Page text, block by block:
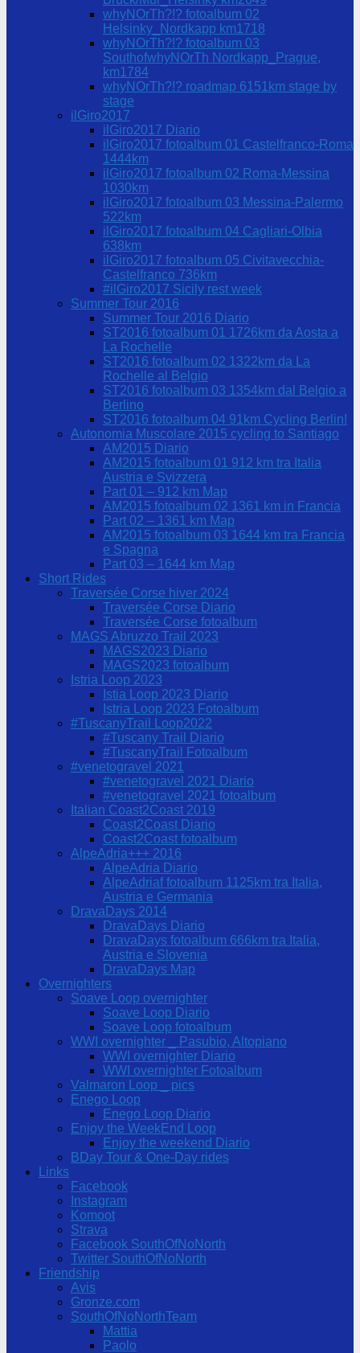
whyNOrTh?!? fotoalbum 02
Helsinky_Nordkapp km1718
whyNOrTh?!? fotoalbum 03
SouthofwhyNOrTh Nordkapp_Prague,
km1784
whyNOrTh?!? roadmap 6151km stage by
stage
ilGiro2017
ilGiro2017 Diario
ilGiro2017 fotoalbum 01 Castelfranco-Roma
1444km
ilGiro2017 fotoalbum 02 Roma-Messina
1030km
ilGiro2017 fotoalbum 03 Messina-Palermo
522km
ilGiro2017 fotoalbum 04 Cagliari-Olbia
638km
ilGiro2017 fotoalbum 05 Civitavecchia-
Castelfranco 736km
#ilGiro2017 Sicily rest week
Summer Tour 2016
Summer Tour 2016 Diario
ST2016 fotoalbum 01 1726km da Aosta a
La Rochelle
ST2016 fotoalbum 02 1322km da La
Rochelle al Belgio
ST2016 fotoalbum 03 1354km dal Belgio a
Berlino
ST2016 fotoalbum 04 91km Cycling Berlin!
Autonomia Muscolare 2015 cycling to Santiago
AM2015 Diario
AM2015 fotoalbum 01 912 km tra Italia
Austria e Svizzera
Part 01 – 912 km Map
AM2015 fotoalbum 02 1361 km in Francia
Part 02 – 1361 km Map
AM2015 fotoalbum 03 1644 km tra Francia
e Spagna
Part 03 – 1644 km Map
Short Rides
Traversée Corse hiver 2024
Traversée Corse Diario
Traversée Corse fotoalbum
MAGS Abruzzo Trail 2023
MAGS2023 Diario
MAGS2023 fotoalbum
Istria Loop 2023
Istia Loop 2023 Diario
Istria Loop 2023 Fotoalbum
#TuscanyTrail Loop2022
#Tuscany Trail Diario
#TuscanyTrail Fotoalbum
#venetogravel 2021
#venetogravel 2021 Diario
#venetogravel 2021 fotoalbum
Italian Coast2Coast 2019
Coast2Coast Diario
Coast2Coast fotoalbum
AlpeAdria+++ 2016
AlpeAdria Diario
AlpeAdriaf fotoalbum 1125km tra Italia,
Austria e Germania
DravaDays 2014
DravaDays Diario
DravaDays fotoalbum 666km tra Italia,
Austria e Slovenia
DravaDays Map
Overnighters
Soave Loop overnighter
Soave Loop Diario
Soave Loop fotoalbum
WWI overnighter _ Pasubio, Altopiano
WWI overnighter Diario
WWI overnighter Fotoalbum
Valmaron Loop _ pics
Enego Loop
Enego Loop Diario
Enjoy the WeekEnd Loop
Enjoy the weekend Diario
BDay Tour & One-Day rides
Links
Facebook
Instagram
Komoot
Strava
Facebook SouthOfNoNorth
Twitter SouthOfNoNorth
Friendship
Avis
Gronze.com
SouthOfNoNorthTeam
Mattia
Paolo